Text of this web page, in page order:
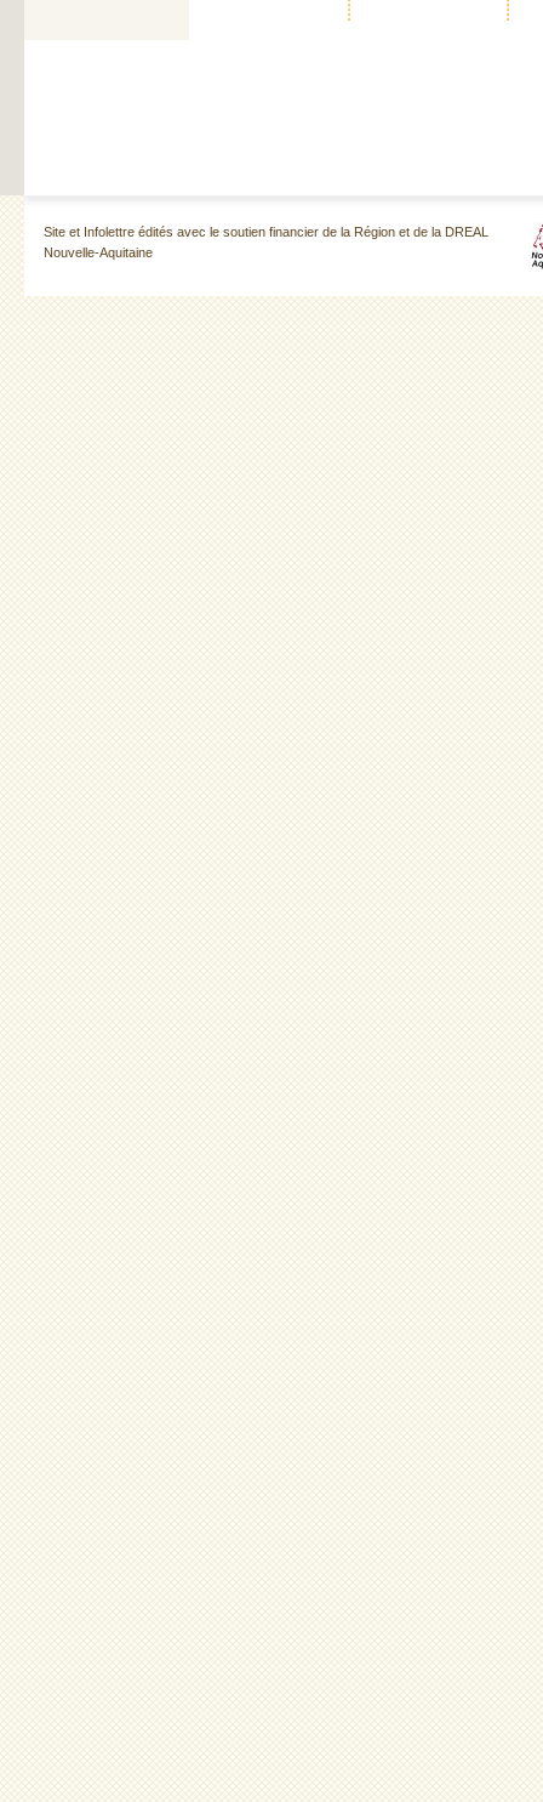
Site et Infolettre édités avec le soutien financier de la Région et de la DREAL
Nouvelle-Aquitaine